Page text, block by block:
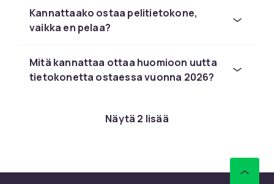
esimerkiksi kuvien, musiikin, videoiden tai 3D-
editoinnin parissa, saatat joutua ostamaan
tehokkaampi prosessori (CPU) ja enemmän
sisäistä muistia. Tietokoneen suorituskykyyn
Kannattaako ostaa pelitietokone,
vaikka en pelaa?
Mitä kannattaa ottaa huomioon uutta
tietokonetta ostaessa vuonna 2026?
Näytä 2 lisää